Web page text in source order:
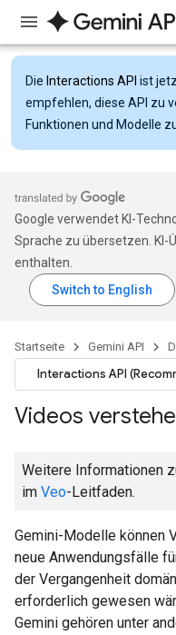
Die Interactions API ist
empfehlen, diese API zu
Funktionen und Modelle
Google verwendet KI-
Sprache zu übersetzen. KI-
enthalten.
Startseite Gemini API
Interactions API
Videos
Weitere Informationen
im Veo-Leitfaden.
Gemini-Modelle können
neue Anwendungsfälle
der Vergangenheit
erforderlich gewesen
Gemini gehören unter